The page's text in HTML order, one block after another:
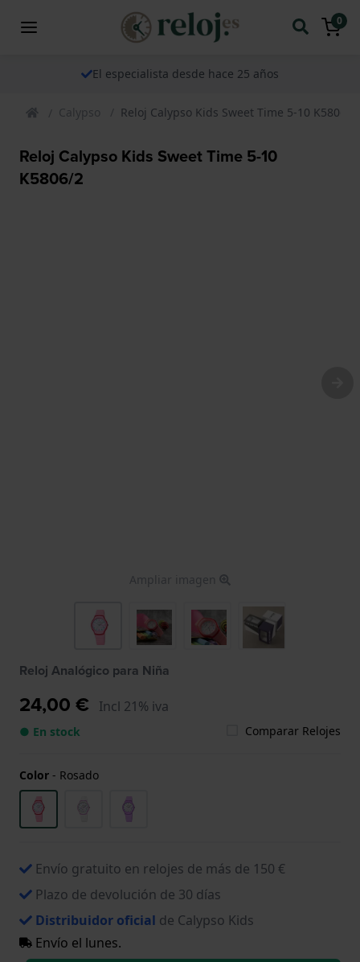
0
El especialista desde hace 25 años
Calypso Reloj Calypso Kids Sweet Time 5-10 K5806/2
Reloj Calypso Kids Sweet Time 5-10
K5806/2
Ampliar imagen
Reloj Analógico para Niña
24,00 € Incl 21% iva
● En stock Comparar Relojes
Color - Rosado
Envío gratuito en relojes de más de 150 €
Plazo de devolución de 30 días
Distribuidor oficial de Calypso Kids
Envío el lunes.